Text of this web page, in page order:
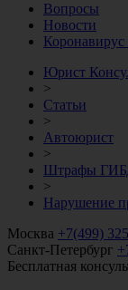
Вопросы
Новости
Коронавирус
Юрист
>
Статьи
>
Автоюрист
>
Штрафы
>
Нарушение
Москва +7(499)
Санкт-Петербург
Бесплатная